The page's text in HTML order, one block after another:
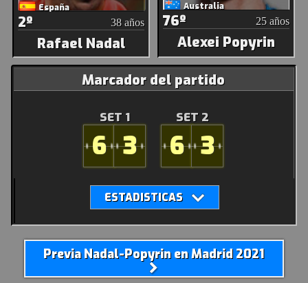
España
2º 38 años
Rafael Nadal
Australia
76º 25 años
Alexei Popyrin
Marcador del partido
SET 1
6 3
SET 2
6 3
Previa Nadal-Popyrin en Madrid 2021